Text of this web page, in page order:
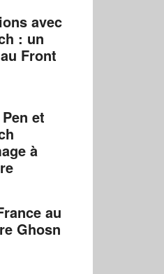
avec
: un
Front
et
à
au
Ghosn